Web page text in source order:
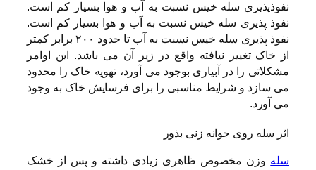
نفوذپذیری سله خیس نسبت به آب و هوا بسیار کم است.
نفوذ پذیری سله خیس نسبت به آب و هوا بسیار کم است.
نفوذ پذیری سله خیس نسبت به آب تا حدود ۲۰۰ برابر کمتر
از خاک تغییر نیافته واقع در زیر آن می باشد. این اوامر
مشکلاتی را در آبیاری بوجود می آورد، تهویه خاک را محدود
می سازد و شرایط مناسبی را برای فرسایش خاک به وجود
می آورد.
اثر سله روی جوانه زنی بذور
سله وزن مخصوص ظاهری زیادی داشته و پس از خشک